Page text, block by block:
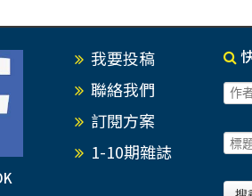
我要投稿
聯絡我們
訂閱方案
1-10期雜誌